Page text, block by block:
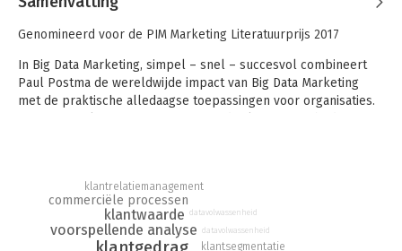
Genomineerd voor de PIM Marketing Literatuurprijs 2017
In Big Data Marketing, simpel – snel – succesvol combineert
Paul Postma de wereldwijde impact van Big Data Marketing
met de praktische alledaagse toepassingen voor organisaties.
maakt Big Data Marketing voor grote en kleine organisaties
uitstekend toepasbaar. En laat zien hoe je de voordelen kunt
realiseren.
voorspellende analyse
klantwaarde
commerciële processen
klantrelatiemanagement
klantsegmentatie
datavolwassenheid
datavolwassenheid